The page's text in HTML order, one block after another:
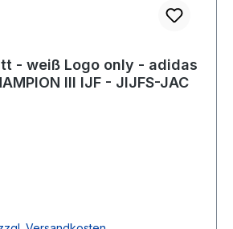
- weiß Logo only - adidas
III IJF - JIJFS-JAC